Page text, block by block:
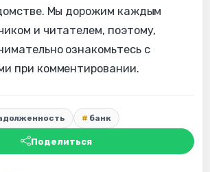
Мы дорожим каждым
и читателем, поэтому,
ознакомьтесь с
при комментировании.
банк
Поделиться